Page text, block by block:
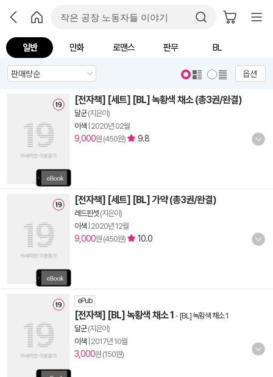
일반 만화 로맨스 판무 BL
옵션
[전자책] [세트] [BL] 녹황색 채소 (총3권/완결)
달군(지은이)
이색 2020년 02월
9,000원 (450원) 9.8
[전자책] [세트] [BL] 가약 (총3권/완결)
레드핀셋 (지은이)
이색 2020년 12월
9,000원 (450원) 10.0
ePub
[전자책] [BL] 녹황색 채소 1 - [BL] 녹황색 채소 1
달군(지은이)
이색 2017년 10월
3,000원 (150원)